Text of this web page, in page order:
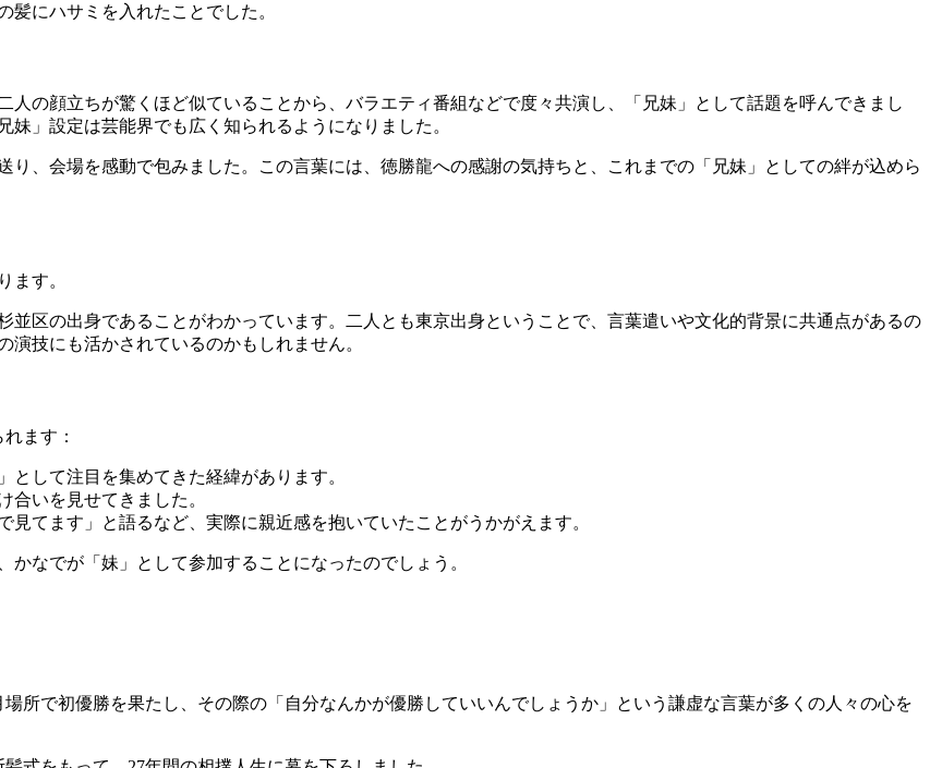
髪にハサミを入れたことでした。
人の顔立ちが驚くほど似ていることから、バラエティ番組などで度々共演し、「兄妹」として話題を呼んできまし
」設定は芸能界でも広く知られるようになりました。
、会場を感動で包みました。この言葉には、徳勝龍への感謝の気持ちと、これまでの「兄妹」としての絆が込めら
ます。
区の出身であることがわかっています。二人とも東京出身ということで、言葉遣いや文化的背景に共通点があるの
技にも活かされているのかもしれません。
ます：
して注目を集めてきた経緯があります。
合いを見せてきました。
てます」と語るなど、実際に親近感を抱いていたことがうかがえます。
なでが「妹」として参加することになったのでしょう。
所で初優勝を果たし、その際の「自分なんかが優勝していいんでしょうか」という謙虚な言葉が多くの人々の心を